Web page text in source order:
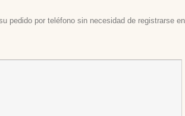
pedido por teléfono sin necesidad de registrarse en